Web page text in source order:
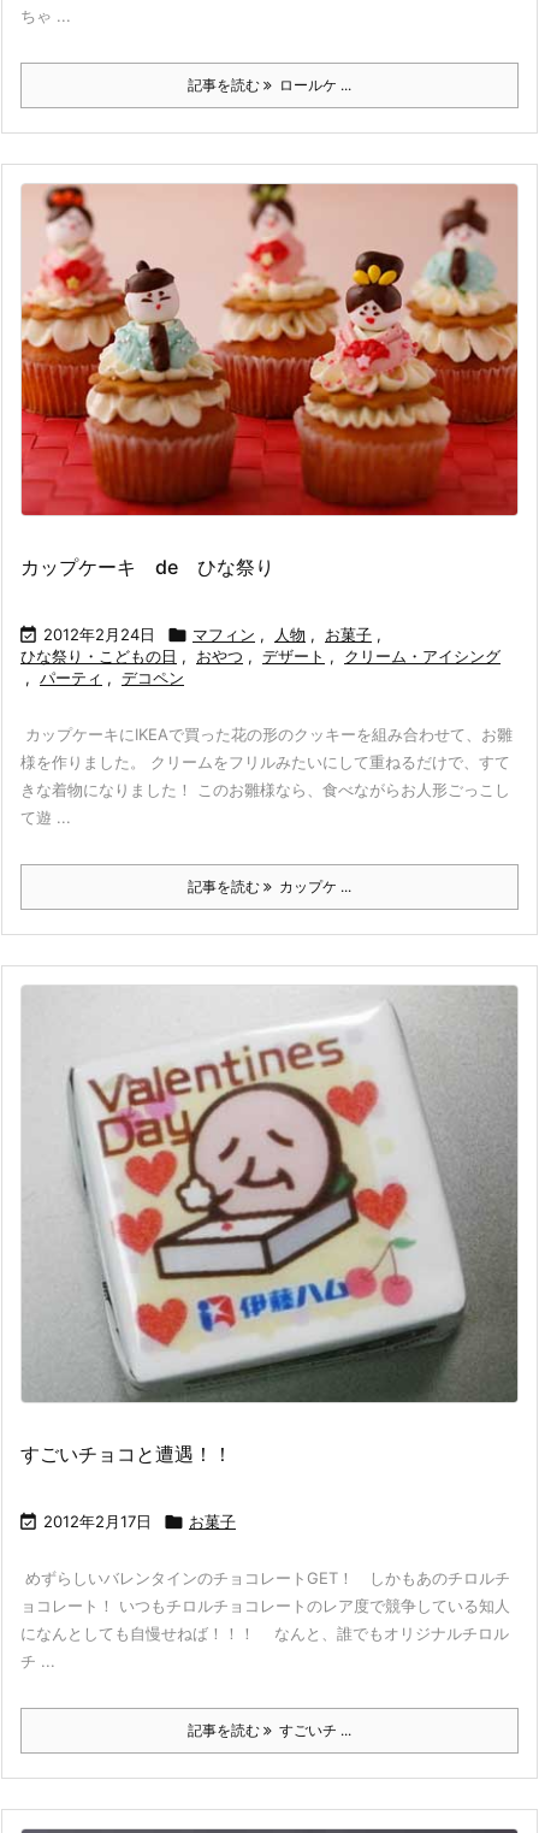
ちゃ ...
記事を読む ロールケ ...
カップケーキ de ひな祭り
 2012年2月24日  マフィン , 人物 , お菓子 ,
ひな祭り・こどもの日 , おやつ , デザート ,
クリーム・アイシング
, パーティ , デコペン
カップケーキにIKEAで買った花の形のクッキーを組み合わせて、お雛
様を作りました。 クリームをフリルみたいにして重ねるだけで、すて
きな着物になりました！ このお雛様なら、食べながらお人形ごっこし
て遊 ...
記事を読む カップケ ...
すごいチョコと遭遇！！
 2012年2月17日  お菓子
めずらしいバレンタインのチョコレートGET！ しかもあのチロルチ
ョコレート！ いつもチロルチョコレートのレア度で競争している知人
になんとしても自慢せねば！！！ なんと、誰でもオリジナルチロル
チ ...
記事を読む すごいチ ...